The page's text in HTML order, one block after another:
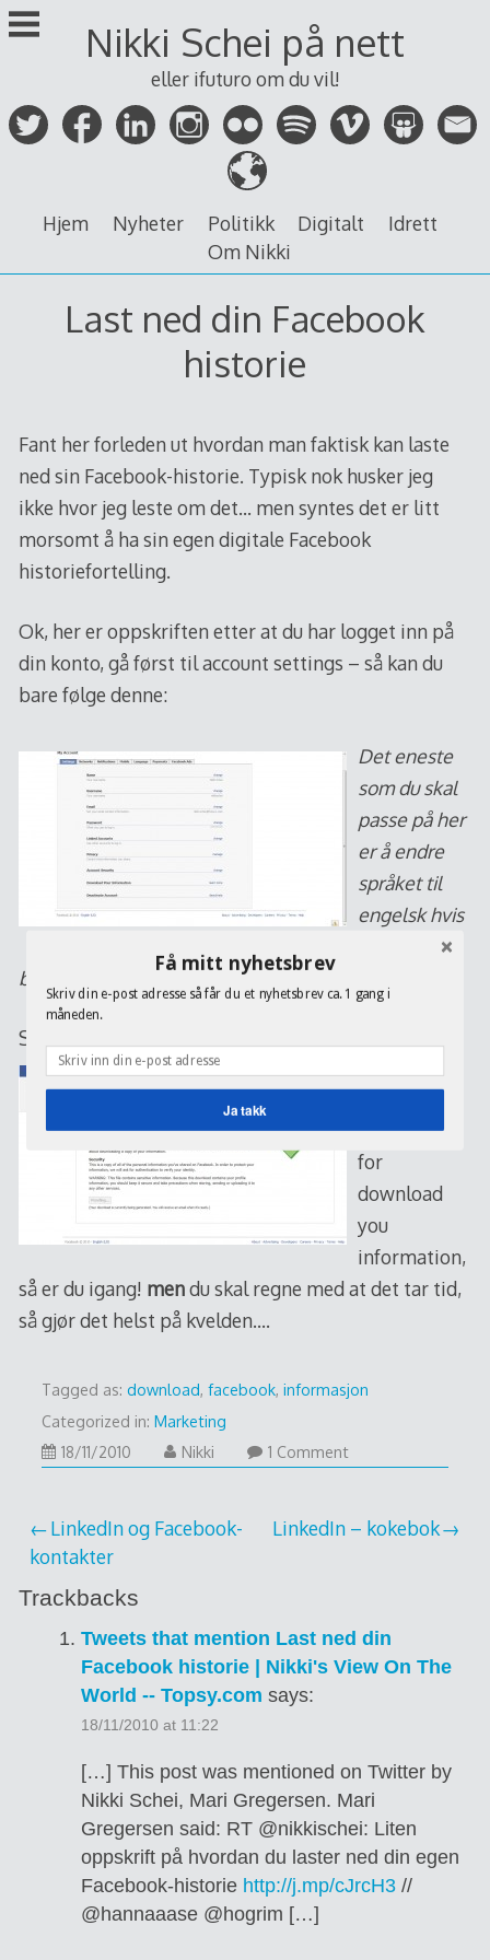
Skip
to
Nikki Schei på nett
eller ifuturo om du vil!
Hjem Nyheter Politikk Digitalt
Idrett
Om Nikki
Last ned din Facebook
historie
Fant her forleden ut hvordan man faktisk kan laste
ned sin Facebook-historie. Typisk nok husker jeg
ikke hvor jeg leste om det… men syntes det er litt
morsomt å ha sin egen digitale Facebook
historiefortelling.
Ok, her er oppskriften etter at du har logget inn på
din konto, gå først til account settings – så kan du
bare følge denne:
Det eneste
som du skal
passe på her
er å endre
språket til
engelsk hvis
bruker det fra før av.
Så er det bare å:
Trykk bare
på knappen
for
download
you
information,
så er du igang! mendu skal regne med at det tar tid,
så gjør det helst på kvelden….
Tagged as: download, facebook, informasjon
Categorized in: Marketing
18/11/201018/11/2010Nikki 1 Comment
Post
navigation
LinkedIn og Facebook-
kontakter
LinkedIn – kokebok
Trackbacks
Tweets that mention Last ned din
Facebook historie | Nikki's View On The
World -- Topsy.com says:
18/11/2010 at 11:22
[…] This post was mentioned on Twitter by
Nikki Schei, Mari Gregersen. Mari
Gregersen said: RT @nikkischei: Liten
oppskrift på hvordan du laster ned din egen
Facebook-historie http://j.mp/cJrcH3 //
@hannaaase @hogrim […]
Få mitt nyhetsbrev
Skriv din e-post adresse så får du et nyhetsbrev ca. 1 gang i
måneden.
Ja takk
POWERED BY